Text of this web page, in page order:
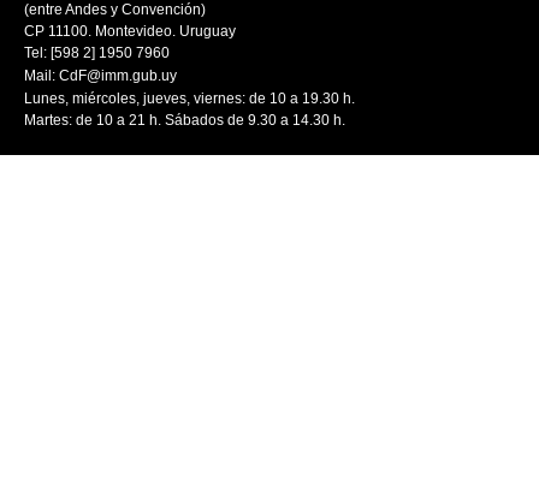
(entre Andes y Convención)
CP 11100. Montevideo. Uruguay
Tel: [598 2] 1950 7960
Mail: CdF@imm.gub.uy
Lunes, miércoles, jueves, viernes: de 10 a 19.30 h.
Martes: de 10 a 21 h. Sábados de 9.30 a 14.30 h.